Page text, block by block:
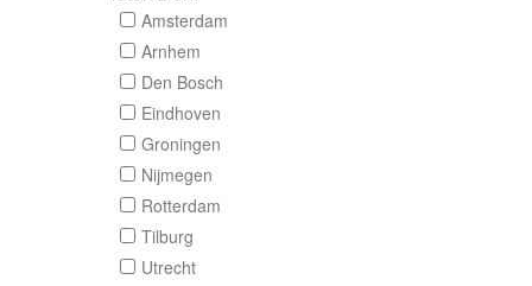
Reactieformulier
Huurflits
Verstuur je bericht
Door een bericht te sturen kom je in contact met de
aanbieder of makelaar van de woning.
Amsterdam
Arnhem
Den Bosch
Eindhoven
Groningen
Nijmegen
Rotterdam
Tilburg
Utrecht